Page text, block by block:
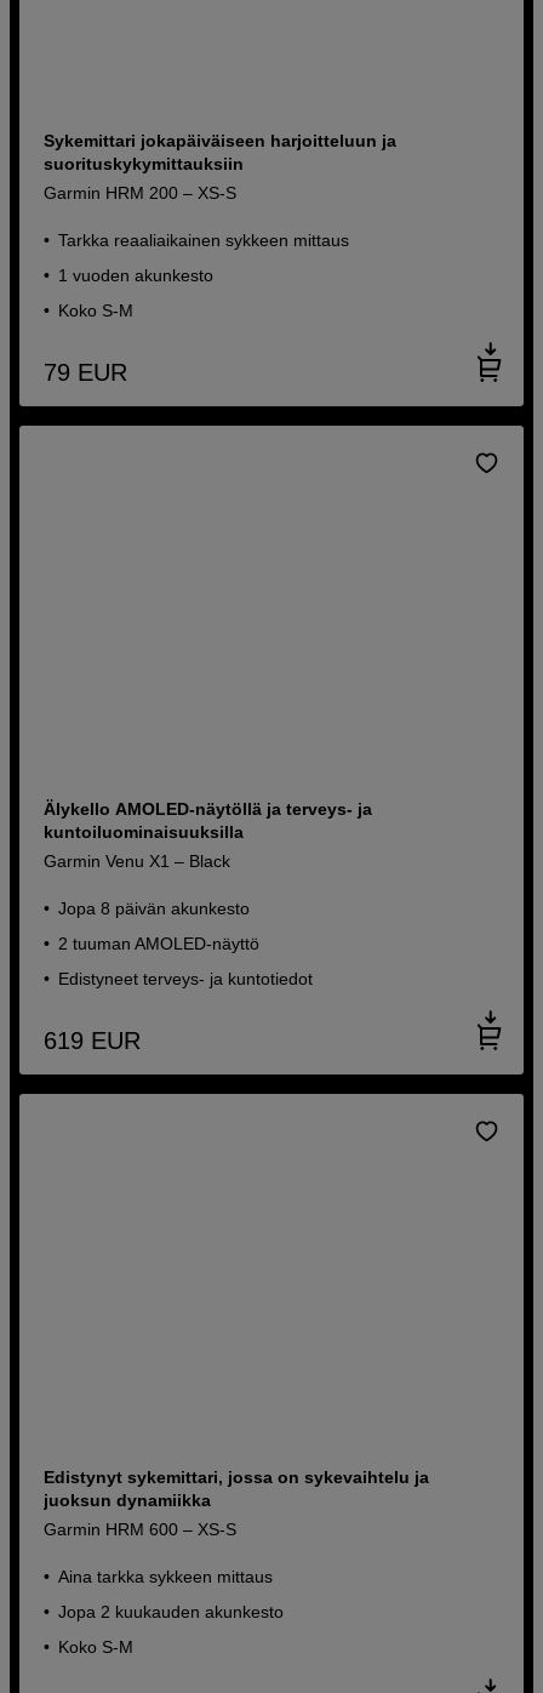
Sykemittari jokapäiväiseen harjoitteluun ja
suorituskykymittauksiin
Garmin HRM 200 – XS-S
Tarkka reaaliaikainen sykkeen mittaus
1 vuoden akunkesto
Koko S-M
79 EUR
Älykello AMOLED-näytöllä ja terveys- ja
kuntoiluominaisuuksilla
Garmin Venu X1 – Black
Jopa 8 päivän akunkesto
2 tuuman AMOLED-näyttö
Edistyneet terveys- ja kuntotiedot
619 EUR
Edistynyt sykemittari, jossa on sykevaihtelu ja
juoksun dynamiikka
Garmin HRM 600 – XS-S
Aina tarkka sykkeen mittaus
Jopa 2 kuukauden akunkesto
Koko S-M